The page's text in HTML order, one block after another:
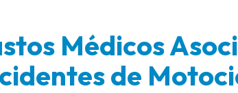
Médicos
de